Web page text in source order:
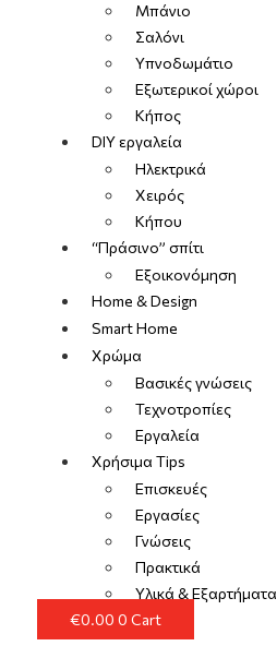
Μπάνιο
Σαλόνι
Υπνοδωμάτιο
Εξωτερικοί χώροι
Κήπος
DIY εργαλεία
Ηλεκτρικά
Χειρός
Κήπου
“Πράσινο” σπίτι
Εξοικονόμηση
Home & Design
Smart Home
Χρώμα
Βασικές γνώσεις
Τεχνοτροπίες
Εργαλεία
Χρήσιμα Tips
Επισκευές
Εργασίες
Γνώσεις
Πρακτικά
Υλικά & Εξαρτήματα
€0.00 0 Cart